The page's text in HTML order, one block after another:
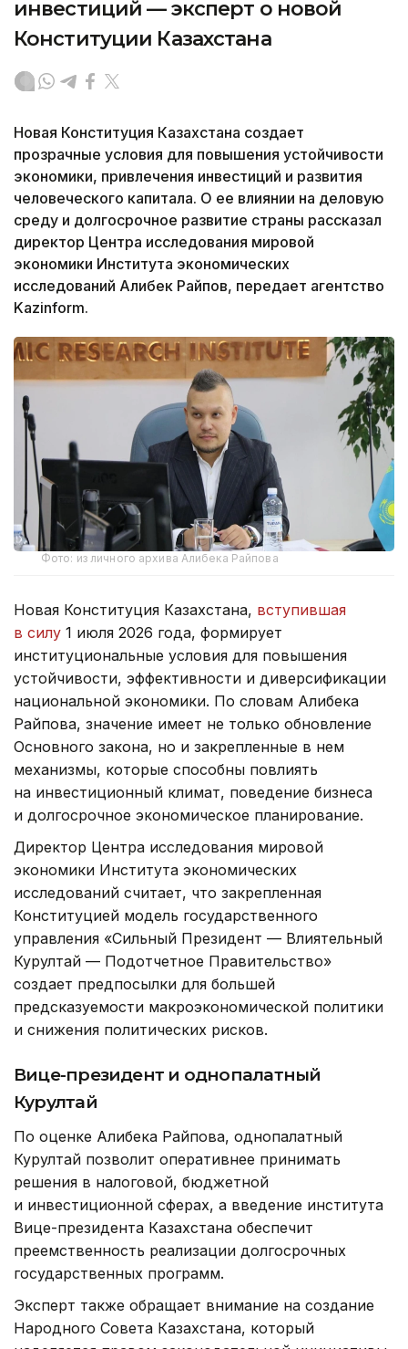
инвестиций — эксперт о новой
Конституции Казахстана
Новая Конституция Казахстана создает
прозрачные условия для повышения устойчивости
экономики, привлечения инвестиций и развития
человеческого капитала. О ее влиянии на деловую
среду и долгосрочное развитие страны рассказал
директор Центра исследования мировой
экономики Института экономических
исследований Алибек Райпов, передает агентство
Kazinform.
Фото: из личного архива Алибека Райпова
Новая Конституция Казахстана, вступившая
в силу 1 июля 2026 года, формирует
институциональные условия для повышения
устойчивости, эффективности и диверсификации
национальной экономики. По словам Алибека
Райпова, значение имеет не только обновление
Основного закона, но и закрепленные в нем
механизмы, которые способны повлиять
на инвестиционный климат, поведение бизнеса
и долгосрочное экономическое планирование.
Директор Центра исследования мировой
экономики Института экономических
исследований считает, что закрепленная
Конституцией модель государственного
управления «Сильный Президент — Влиятельный
Курултай — Подотчетное Правительство»
создает предпосылки для большей
предсказуемости макроэкономической политики
и снижения политических рисков.
Вице-президент и однопалатный
Курултай
По оценке Алибека Райпова, однопалатный
Курултай позволит оперативнее принимать
решения в налоговой, бюджетной
и инвестиционной сферах, а введение института
Вице-президента Казахстана обеспечит
преемственность реализации долгосрочных
государственных программ.
Эксперт также обращает внимание на создание
Народного Совета Казахстана, который